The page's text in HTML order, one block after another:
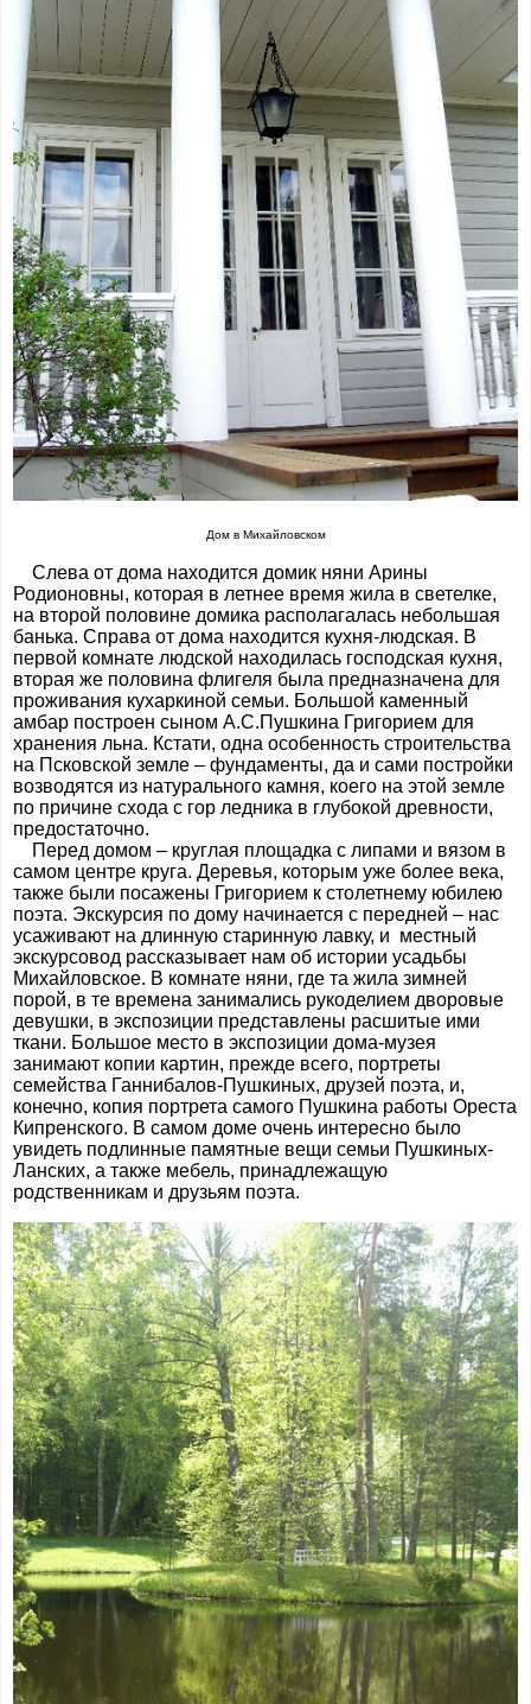
Дом в Михайловском
Слева от дома находится домик няни Арины
Родионовны, которая в летнее время жила в светелке,
на второй половине домика располагалась небольшая
банька. Справа от дома находится кухня-людская. В
первой комнате людской находилась господская кухня,
вторая же половина флигеля была предназначена для
проживания кухаркиной семьи. Большой каменный
амбар построен сыном А.С.Пушкина Григорием для
хранения льна. Кстати, одна особенность строительства
на Псковской земле – фундаменты, да и сами постройки
возводятся из натурального камня, коего на этой земле
по причине схода с гор ледника в глубокой древности,
предостаточно.
Перед домом – круглая площадка с липами и вязом в
самом центре круга. Деревья, которым уже более века,
также были посажены Григорием к столетнему юбилею
поэта. Экскурсия по дому начинается с передней – нас
усаживают на длинную старинную лавку, и местный
экскурсовод рассказывает нам об истории усадьбы
Михайловское. В комнате няни, где та жила зимней
порой, в те времена занимались рукоделием дворовые
девушки, в экспозиции представлены расшитые ими
ткани. Большое место в экспозиции дома-музея
занимают копии картин, прежде всего, портреты
семейства Ганнибалов-Пушкиных, друзей поэта, и,
конечно, копия портрета самого Пушкина работы Ореста
Кипренского. В самом доме очень интересно было
увидеть подлинные памятные вещи семьи Пушкиных-
Ланских, а также мебель, принадлежащую
родственникам и друзьям поэта.